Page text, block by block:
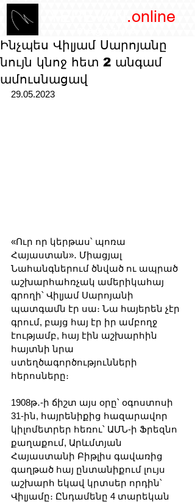
.online
Ինչպես Վիլյամ Սարոյանը
նույն կնոջ հետ 2 անգամ
ամուսնացավ
29.05.2023
«Ուր որ կերթաս՝ պոռա
Հայաստան»․ Միացյալ
Նահանգներում ծնված ու ապրած
աշխարհահռչակ ամերիկահայ
գրողի՝ Վիլյամ Սարոյանի
պատգամն էր սա։ Նա հայերեն չէր
գրում, բայց հայ էր իր ամբողջ
էությամբ, հայ էին աշխարհին
հայտնի նրա
ստեղծագործությունների
հերոսները։
1908թ․-ի ճիշտ այս օրը՝ օգոստոսի
31-ին, հայրենիքից հազարավոր
կիլոմետրեր հեռու՝ ԱՄՆ-ի Ֆրեզնո
քաղաքում, Արևմտյան
Հայաստանի Բիթլիս գավառից
գաղթած հայ ընտանիքում լույս
աշխարհ եկավ կրտսեր որդին՝
Վիլյամը։ Ընդամենը 4 տարեկան